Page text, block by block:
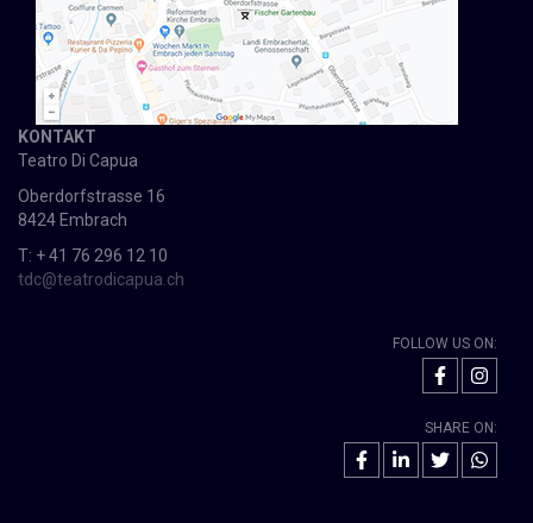
KONTAKT
Teatro Di Capua
Oberdorfstrasse 16
8424 Embrach
T: + 41 76 296 12 10
tdc@teatrodicapua.ch
FOLLOW US ON:
SHARE ON: